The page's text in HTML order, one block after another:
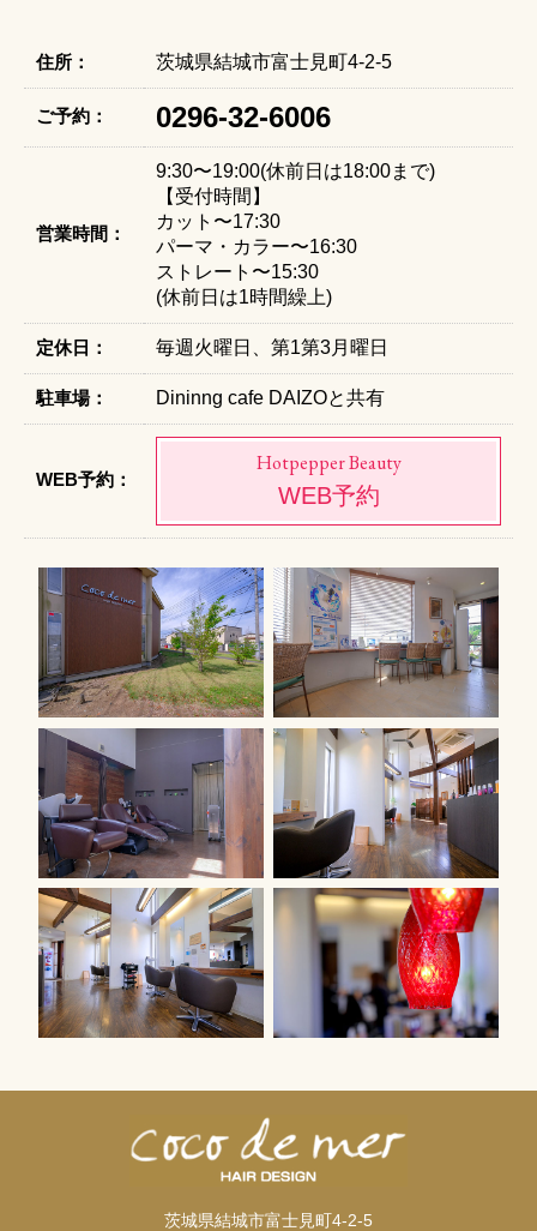
住所： 茨城県結城市富士見町4-2-5
ご予約： 0296-32-6006
営業時間：
9:30〜19:00(休前日は18:00まで)
【受付時間】
カット〜17:30
パーマ・カラー〜16:30
ストレート〜15:30
(休前日は1時間繰上)
定休日： 毎週火曜日、第1第3月曜日
駐車場： Dininng cafe DAIZOと共有
WEB予約：
Hotpepper Beauty
WEB予約
茨城県結城市富士見町4-2-5